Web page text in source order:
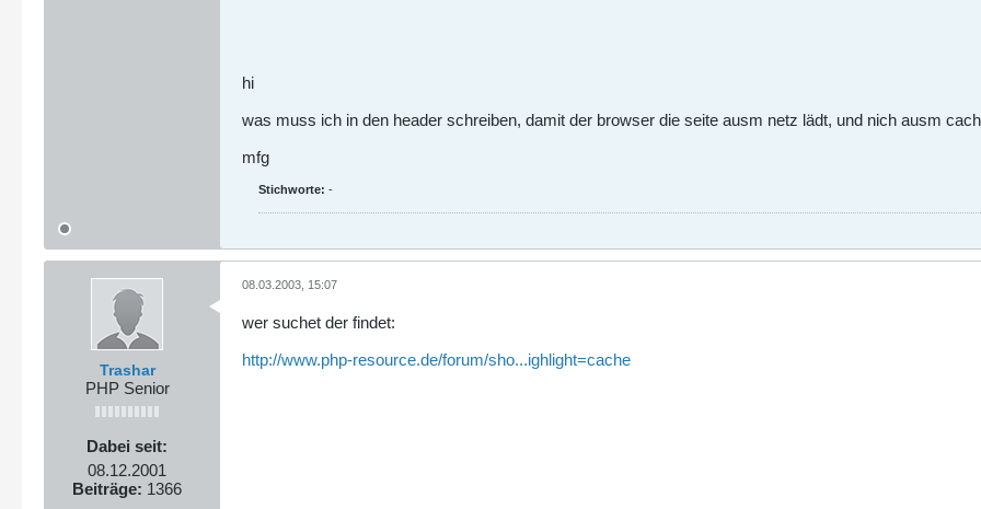
hi
was muss ich in den header schreiben, damit der browser die seite ausm netz lädt, und nich ausm
mfg
Stichworte: -
Trashar
PHP Senior
Dabei seit:
08.12.2001
Beiträge: 1366
08.03.2003, 15:07
wer suchet der findet:
http://www.php-resource.de/forum/sho...ighlight=cache